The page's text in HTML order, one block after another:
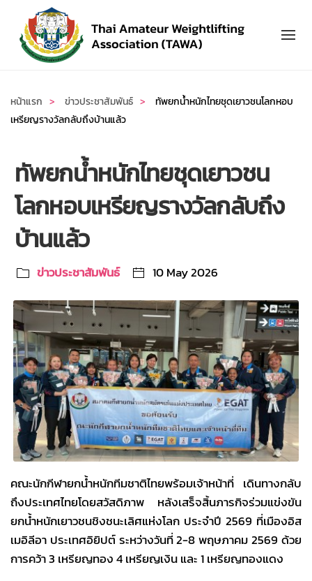
Skip to main content
หน้าแรก ข่าวประชาสัมพันธ์
ทัพยกน้ำหนักไทยชุดเยาวชนโลกหอบ
เหรียญรางวัลกลับถึงบ้านแล้ว
ทัพยกน้ำหนักไทยชุดเยาวชน
โลกหอบเหรียญรางวัลกลับถึง
บ้านแล้ว
ข่าวประชาสัมพันธ์ 10 May 2026
คณะนักกีฬายกน้ำหนักทีมชาติไทยพร้อมเจ้าหน้าที่ เดินทางกลับ
ถึงประเทศไทยโดยสวัสดิภาพ หลังเสร็จสิ้นภารกิจร่วมแข่งขัน
ยกน้ำหนักเยาวชนชิงชนะเลิศแห่งโลก ประจำปี 2569 ที่เมืองอิส
เมอิลีอา ประเทศอิยิปต์ ระหว่างวันที่ 2-8 พฤษภาคม 2569 ด้วย
การคว้า 3 เหรียญทอง 4 เหรียญเงิน และ 1 เหรียญทองแดง